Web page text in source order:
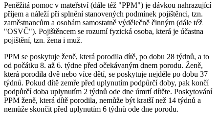
Peněžitá pomoc v mateřství (dále též "PPM") je dávkou nahrazující
příjem a náleží při splnění stanovených podmínek pojištěnci, tzn.
zaměstnancům a osobám samostatně výdělečně činným (dále též
"OSVČ"). Pojištěncem se rozumí fyzická osoba, která je účastna
pojištění, tzn. žena i muž.
PPM se poskytuje ženě, která porodila dítě, po dobu 28 týdnů, a to
od počátku 8. až 6. týdne před očekávaným dnem porodu. Ženě,
která porodila dvě nebo více dětí, se poskytuje nejdéle po dobu 37
týdnů. Pokud dítě zemře před uplynutím podpůrčí doby, pak končí
podpůrčí doba uplynutím 2 týdnů ode dne úmrtí dítěte. Poskytování
PPM ženě, která dítě porodila, nemůže být kratší než 14 týdnů a
nemůže skončit před uplynutím 6 týdnů ode dne porodu.